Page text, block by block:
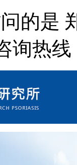
的是
询热线